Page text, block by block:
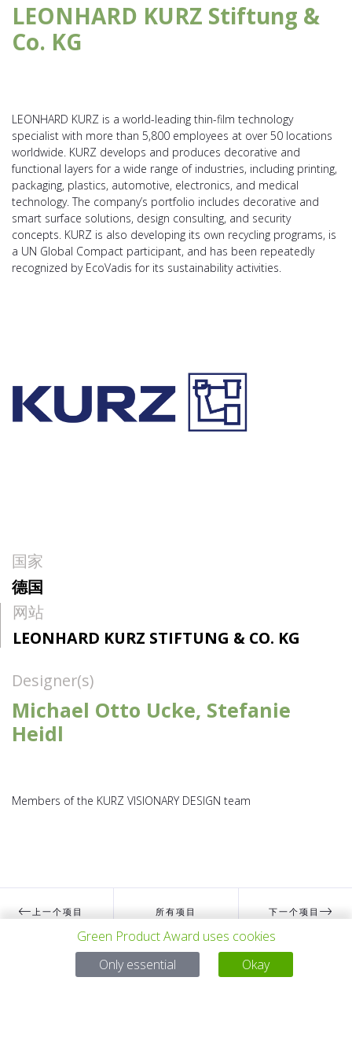
LEONHARD KURZ Stiftung &
Co. KG
LEONHARD KURZ is a world-leading thin-film technology
specialist with more than 5,800 employees at over 50 locations
worldwide. KURZ develops and produces decorative and
functional layers for a wide range of industries, including printing,
packaging, plastics, automotive, electronics, and medical
technology. The company’s portfolio includes decorative and
smart surface solutions, design consulting, and security
concepts. KURZ is also developing its own recycling programs, is
a UN Global Compact participant, and has been repeatedly
recognized by EcoVadis for its sustainability activities.
国家
德国
网站
LEONHARD KURZ STIFTUNG & CO. KG
Designer(s)
Michael Otto Ucke, Stefanie
Heidl
Members of the KURZ VISIONARY DESIGN team
上一个项目 所有项目 下一个项目
有问题吗？
Green Product Award uses cookies
Only essential
Okay